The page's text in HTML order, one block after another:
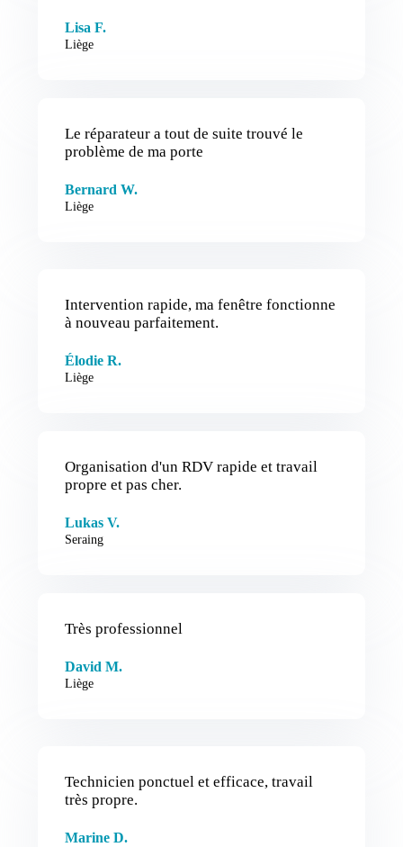
Lisa F.
Liège
Le réparateur a tout de suite trouvé le
problème de ma porte
Bernard W.
Liège
Intervention rapide, ma fenêtre fonctionne
à nouveau parfaitement.
Élodie R.
Liège
Organisation d'un RDV rapide et travail
propre et pas cher.
Lukas V.
Seraing
Très professionnel
David M.
Liège
Technicien ponctuel et efficace, travail
très propre.
Marine D.